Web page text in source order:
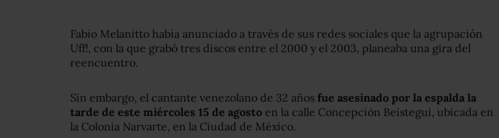
Fabio Melanitto había anunciado a través de sus redes sociales que la agrupación
Uff!, con la que grabó tres discos entre el 2000 y el 2003, planeaba una gira del
reencuentro.
Sin embargo, el cantante venezolano de 32 años fue asesinado por la espalda la
tarde de este miércoles 15 de agosto en la calle Concepción Beistegui, ubicada en
la Colonia Narvarte, en la Ciudad de México.